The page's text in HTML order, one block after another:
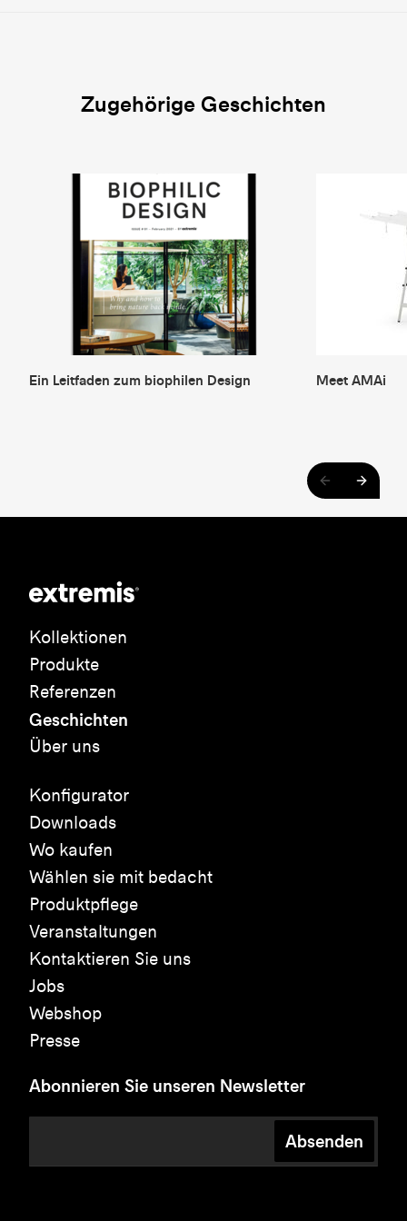
Zugehörige Geschichten
Ein Leitfaden zum biophilen Design Meet AMAi
Kollektionen
Produkte
Referenzen
Geschichten
Über uns
Konfigurator
Downloads
Wo kaufen
Wählen sie mit bedacht
Produktpflege
Veranstaltungen
Kontaktieren Sie uns
Jobs
Webshop
Presse
Abonnieren Sie unseren Newsletter
Absenden